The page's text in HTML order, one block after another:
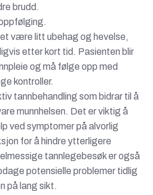
brudd.
være litt ubehag og hevelse,
etter kort tid. Pasienten blir
og må følge opp med
kontroller.
tannbehandling som bidrar til å
munnhelsen. Det er viktig å
ved symptomer på alvorlig
for å hindre ytterligere
tannlegebesøk er også
potensielle problemer tidlig
på lang sikt.